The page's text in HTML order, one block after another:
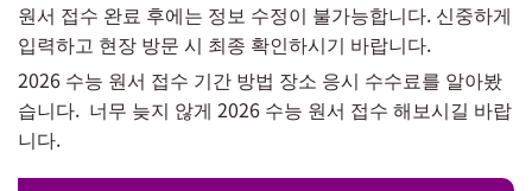
원서 접수 완료 후에는 정보 수정이 불가능합니다. 신중하게
입력하고 현장 방문 시 최종 확인하시기 바랍니다.
2026 수능 원서 접수 기간 방법 장소 응시 수수료를 알아봤
습니다. 너무 늦지 않게 2026 수능 원서 접수 해보시길 바랍
니다.